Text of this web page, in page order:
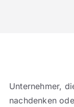
Unternehmer,
nachdenken